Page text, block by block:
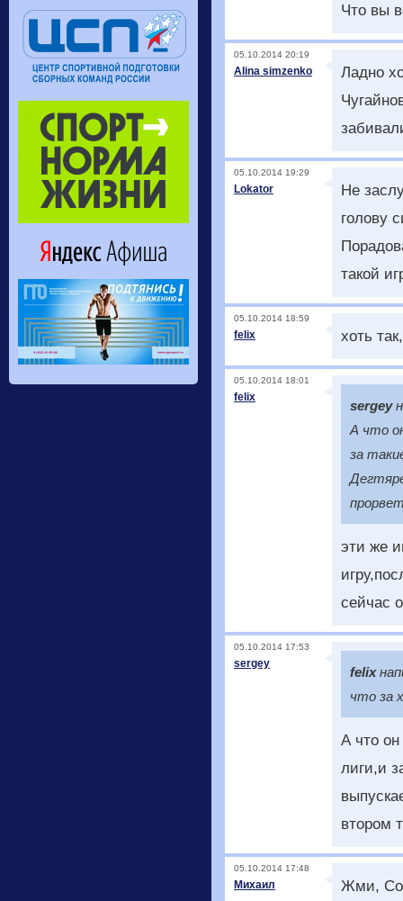
Что вы
05.10.2014 20:19
Alina simzenko
Ладно
05.10.2014 19:29
Lokator
Не
голову
такой
05.10.2014 18:59
felix хоть
05.10.2014 18:01
felix
sergey
А что
за
эти же
сейчас
05.10.2014 17:53
sergey
felix
что за
А что он
лиги,и
втором
05.10.2014 17:48
Михаил Жми,